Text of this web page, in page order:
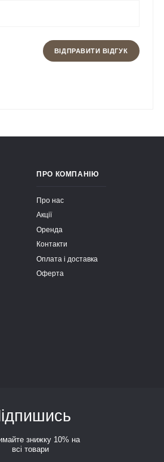
ВІДПРАВИТИ ВІДГУК
ПРО КОМПАНІЮ
Про нас
Акції
Оренда
Контакти
Оплата і доставка
Оферта
знижку 10% на
всі товари